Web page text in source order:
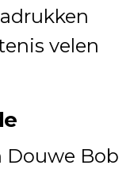
velen
Douwe Bob